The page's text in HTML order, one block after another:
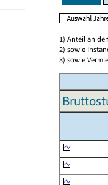
1) Anteil an
2) sowie
3) sowie